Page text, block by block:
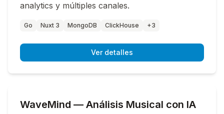
analytics y múltiples canales.
Go Nuxt 3 MongoDB ClickHouse +3
Ver detalles
WaveMind — Análisis Musical con IA